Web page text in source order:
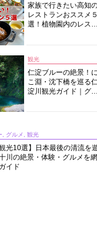
家族で行きたい高知
レストランおススメ５
選！植物園内のレスト
観光
仁淀ブルーの絶景！に
こ淵・沈下橋を巡る仁
淀川観光ガイド｜グル
, グルメ, 観光
光10選】日本最後の清流を
川の絶景・体験・グルメを網
イド